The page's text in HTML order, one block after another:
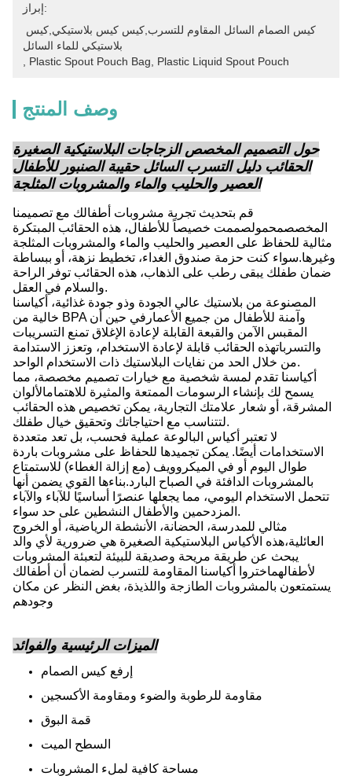
إبراز:
بلاستيكي للماء السائل
Plastic Spout Pouch Bag Plastic Liquid Spout Pouch
وصف المنتج
حول التصميم المخصص الزجاجات البلاستيكية الصغيرة
الحقائب دليل التسرب السائل حقيبة الصنبور للأطفال
العصير والحليب والماء والمشروبات المثلجة
قم بتحديث تجربة مشروبات أطفالك مع تصميمنا
المخصصمحمولصممت خصيصاً للأطفال، هذه الحقائب المبتكرة
مثالية للحفاظ على العصير والحليب والماء والمشروبات المثلجة
وغيرها.سواء كنت حزمة صندوق الغداء، تخطيط نزهة، أو ببساطة
ضمان طفلك يبقى رطب على الذهاب، هذه الحقائب توفر الراحة
والسلام في العقل.
المصنوعة من بلاستيك عالي الجودة وذو جودة غذائية، أكياسنا
خالية من BPA وآمنة للأطفال من جميع الأعمارفي حين أن
المقبس الآمن والقبعة القابلة لإعادة الإغلاق تمنع التسريبات
والتسرباتهذه الحقائب قابلة لإعادة الاستخدام، وتعزز الاستدامة
من خلال الحد من نفايات البلاستيك ذات الاستخدام الواحد.
أكياسنا تقدم لمسة شخصية مع خيارات تصميم مخصصة، مما
يسمح لك بإنشاء الرسومات الممتعة والمثيرة للاهتمامالألوان
المشرقة، أو شعار علامتك التجارية، يمكن تخصيص هذه الحقائب
لتتناسب مع احتياجاتك وتحقيق خيال طفلك.
لا تعتبر أكياس البالوعة عملية فحسب، بل تعد متعددة
الاستخدامات أيضًا. يمكن تجميدها للحفاظ على مشروبات باردة
طوال اليوم أو في الميكروويف (مع إزالة الغطاء) للاستمتاع
بالمشروبات الدافئة في الصباح البارد.بناءها القوي يضمن أنها
تتحمل الاستخدام اليومي، مما يجعلها عنصرًا أساسيًا للآباء والآباء
المزدحمين والأطفال النشطين على حد سواء.
مثالي للمدرسة، الحضانة، الأنشطة الرياضية، أو الخروج
العائلية،هذه الأكياس البلاستيكية الصغيرة هي ضرورية لأي والد
يبحث عن طريقة مريحة وصديقة للبيئة لتعبئة المشروبات
لأطفالهماختروا أكياسنا المقاومة للتسرب لضمان أن أطفالك
يستمتعون بالمشروبات الطازجة واللذيذة، بغض النظر عن مكان
وجودهم
الميزات الرئيسية والفوائد
إرفع كيس الصمام
مقاومة للرطوبة والضوء ومقاومة الأكسجين
قمة البوق
السطح الميت
مساحة كافية لملء المشروبات